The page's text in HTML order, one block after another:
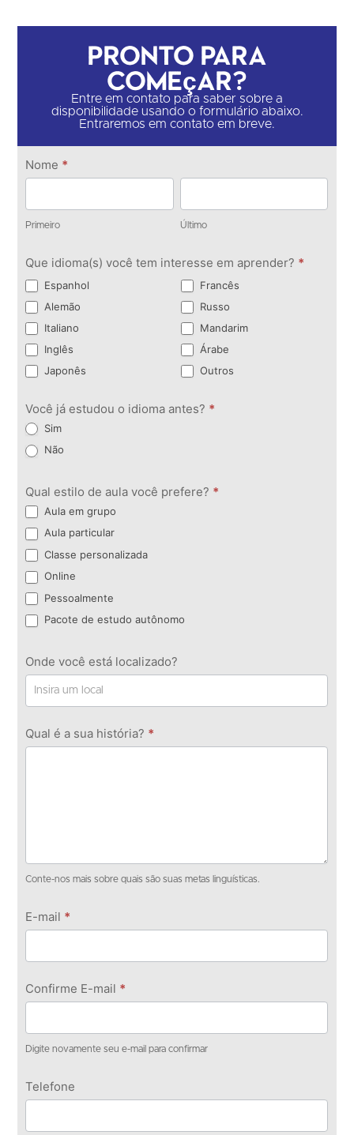
Pronto para
começar?
Entre em contato para saber sobre a
disponibilidade usando o formulário abaixo.
Entraremos em contato em breve.
Entre
em
contato
Nome *
Primeiro Último
Que idioma(s) você tem interesse em aprender? *
Espanhol
Francês
Alemão
Russo
Italiano
Mandarim
Inglês
Árabe
Japonês
Outros
Você já estudou o idioma antes? *
Sim
Não
Qual estilo de aula você prefere? *
Aula em grupo
Aula particular
Classe personalizada
Online
Pessoalmente
Pacote de estudo autônomo
Onde você está localizado?
Qual é a sua história? *
Conte-nos mais sobre quais são suas metas linguísticas.
E-mail *
Confirme E-mail *
Digite novamente seu e-mail para confirmar
Telefone